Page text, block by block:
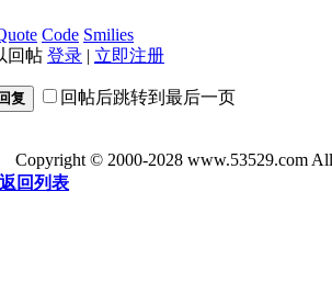
Code Smilies
回帖 登录 | 立即注册
复 回帖后跳转到最后一页
Copyright © 2000-2028 www.53529.com
返回列表